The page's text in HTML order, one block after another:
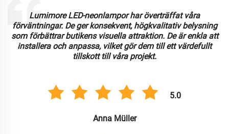
Lumimore LED-neonlampor har överträffat våra
förväntningar. De ger konsekvent, högkvalitativ belysning
som förbättrar butikens visuella attraktion. De är enkla att
installera och anpassa, vilket gör dem till ett värdefullt
tillskott till våra projekt.
5.0
Anna Müller